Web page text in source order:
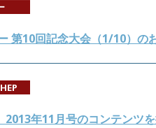
第10回記念大会（1/10）の
年11月号のコンテンツを